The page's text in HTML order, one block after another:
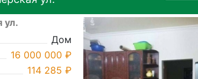
ул.
Дом
16 000 000 ₽
114 285 ₽